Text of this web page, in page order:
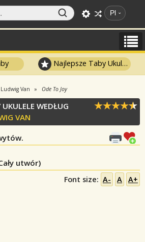
Pl
Najlepsze Taby Ukulele
Van Ode To Joy
WEDŁUG
VAN
utwór)
Font size: A- A A+